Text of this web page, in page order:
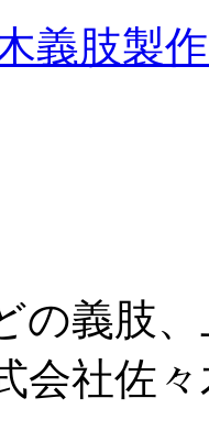
義肢製
の義肢
会社佐